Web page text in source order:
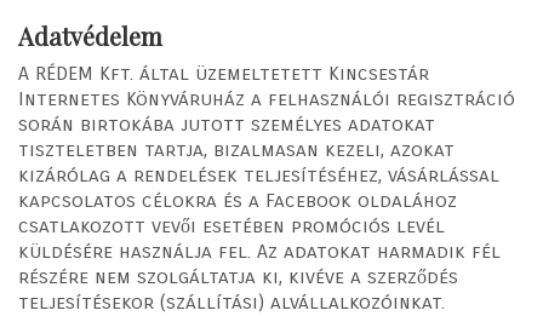
Adatvédelem
A RÉDEM Kft. által üzemeltetett Kincsestár
Internetes Könyváruház a felhasználói regisztráció
során birtokába jutott személyes adatokat
tiszteletben tartja, bizalmasan kezeli, azokat
kizárólag a rendelések teljesítéséhez, vásárlással
kapcsolatos célokra és a Facebook oldalához
csatlakozott vevői esetében promóciós levél
küldésére használja fel. Az adatokat harmadik fél
részére nem szolgáltatja ki, kivéve a szerződés
teljesítésekor (szállítási) alvállalkozóinkat.